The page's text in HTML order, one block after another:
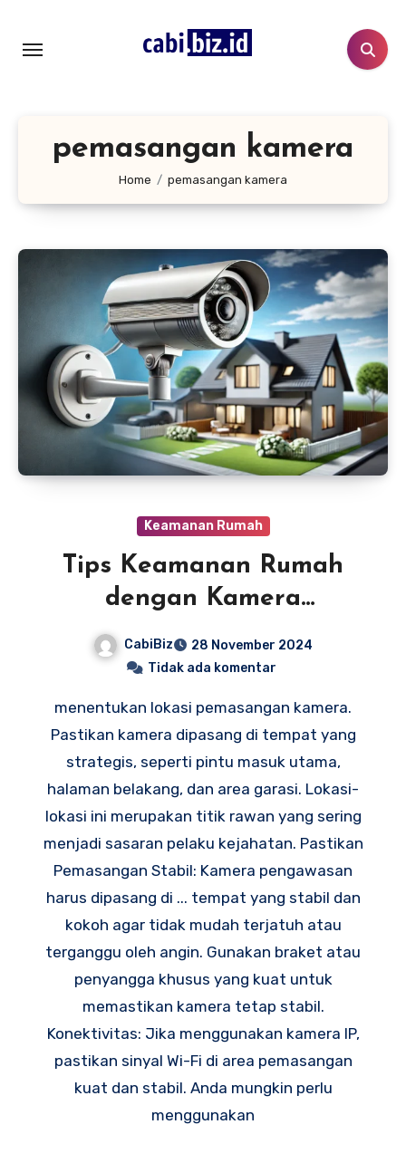
konten
pemasangan kamera
Home pemasangan kamera
Keamanan Rumah
Tips Keamanan Rumah
dengan Kamera
Pengawasan Efektif
CabiBiz
28 November 2024
Tidak ada komentar
menentukan lokasi pemasangan kamera.
Pastikan kamera dipasang di tempat yang
strategis, seperti pintu masuk utama,
halaman belakang, dan area garasi. Lokasi-
lokasi ini merupakan titik rawan yang sering
menjadi sasaran pelaku kejahatan. Pastikan
Pemasangan Stabil: Kamera pengawasan
harus dipasang di ... tempat yang stabil dan
kokoh agar tidak mudah terjatuh atau
terganggu oleh angin. Gunakan braket atau
penyangga khusus yang kuat untuk
memastikan kamera tetap stabil.
Konektivitas: Jika menggunakan kamera IP,
pastikan sinyal Wi-Fi di area pemasangan
kuat dan stabil. Anda mungkin perlu
menggunakan